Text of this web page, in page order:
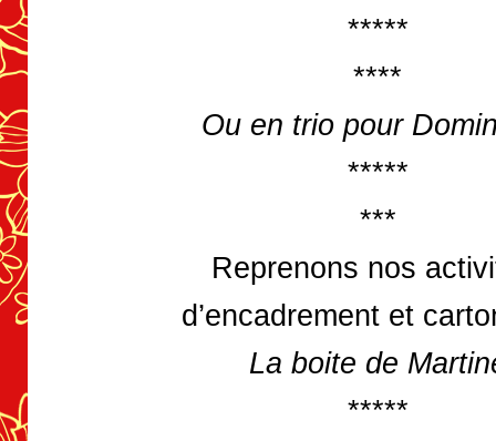
*****
****
Ou en trio pour
*****
***
Reprenons nos
d’encadrement et
La boite de
*****